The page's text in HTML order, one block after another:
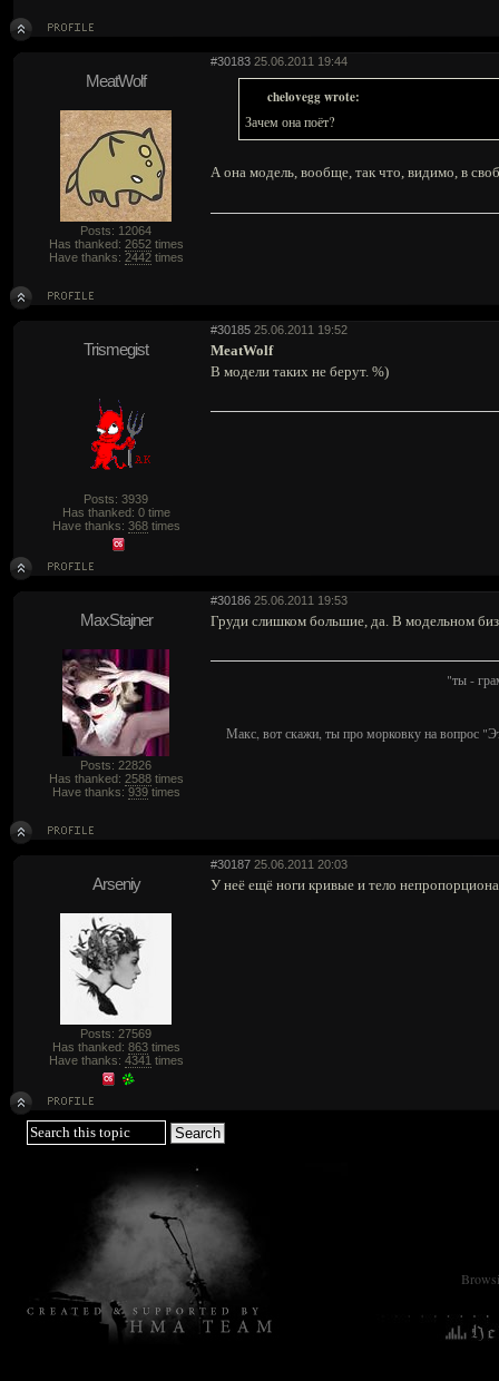
#30183 25.06.2011 19:44
MeatWolf
Posts: 12064
Has thanked: 2652times
Have thanks: 2442times
chelovegg wrote:
Зачем она поёт?
А она модель, вообще, так что, видимо, в
#30185 25.06.2011 19:52
Trismegist
Posts: 3939
Has thanked: 0 time
Have thanks: 368times
MeatWolf
В модели таких не берут. %)
#30186 25.06.2011 19:53
MaxStajner
Posts: 22826
Has thanked: 2588times
Have thanks: 939times
Груди слишком большие, да. В модельном
"ты -
Макс, вот скажи, ты про морковку на вопрос
#30187 25.06.2011 20:03
Arseniy
Posts: 27569
Has thanked: 863times
Have thanks: 4341 times
У неё ещё ноги кривые и тело